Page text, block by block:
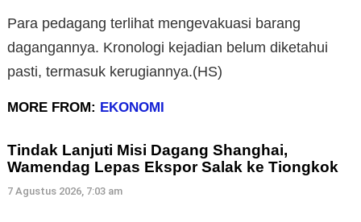
Para pedagang terlihat mengevakuasi barang
dagangannya. Kronologi kejadian belum diketahui
pasti, termasuk kerugiannya.(HS)
MORE FROM: EKONOMI
Tindak Lanjuti Misi Dagang Shanghai,
Wamendag Lepas Ekspor Salak ke Tiongkok
7 Agustus 2026, 7:03 am